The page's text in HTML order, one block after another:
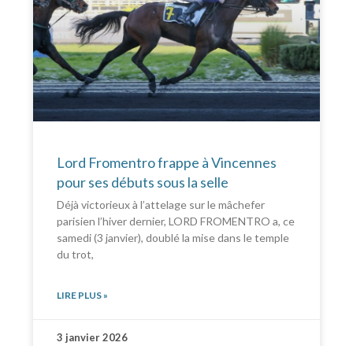
Lord Fromentro frappe à Vincennes
pour ses débuts sous la selle
Déjà victorieux à l’attelage sur le mâchefer
parisien l’hiver dernier, LORD FROMENTRO a, ce
samedi (3 janvier), doublé la mise dans le temple
du trot,
LIRE PLUS »
3 janvier 2026